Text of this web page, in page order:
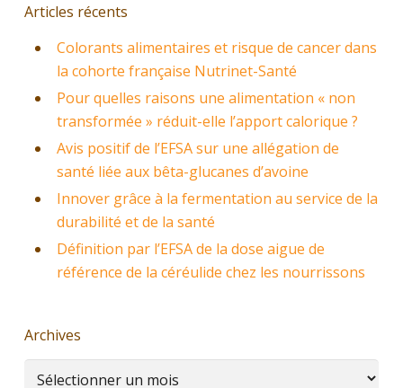
Articles récents
Colorants alimentaires et risque de cancer dans
la cohorte française Nutrinet-Santé
Pour quelles raisons une alimentation « non
transformée » réduit-elle l’apport calorique ?
Avis positif de l’EFSA sur une allégation de
santé liée aux bêta-glucanes d’avoine
Innover grâce à la fermentation au service de la
durabilité et de la santé
Définition par l’EFSA de la dose aigue de
référence de la céréulide chez les nourrissons
Archives
Archives